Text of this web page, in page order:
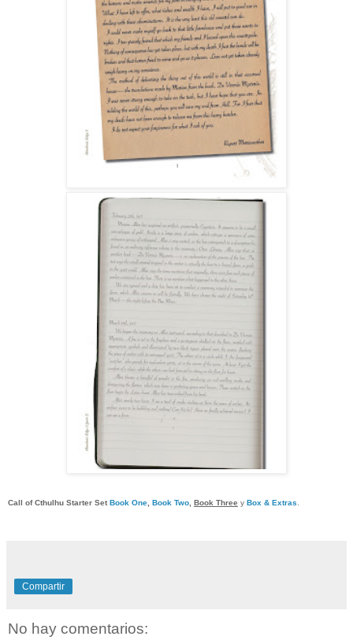
Call of Cthulhu Starter Set Book One Book Two Book Three y Box & Extras
Compartir
No hay comentarios: